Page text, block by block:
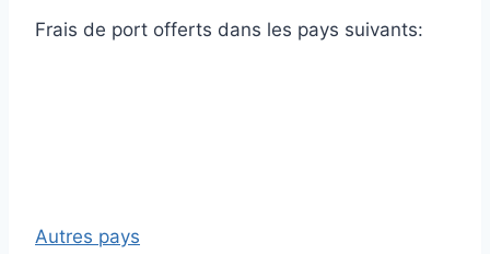
Frais de port offerts dans les pays suivants:
Autres pays